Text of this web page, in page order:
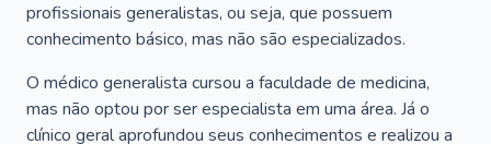
profissionais generalistas, ou seja, que possuem
conhecimento básico, mas não são especializados.
O médico generalista cursou a faculdade de medicina,
mas não optou por ser especialista em uma área. Já o
clínico geral aprofundou seus conhecimentos e realizou a